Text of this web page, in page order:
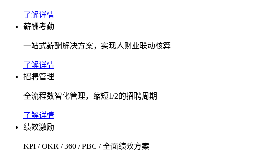
了解详情
薪酬考勤
一站式薪酬解决方案，实现人财业联动核算
了解详情
招聘管理
全流程数智化管理，缩短1/2的招聘周期
了解详情
绩效激励
KPI / OKR / 360 / PBC / 全面绩效方案